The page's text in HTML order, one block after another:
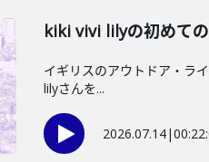
kiki vivi lilyの初めて
イギリスのアウトドア・ラ
lilyさんを...
2026.07.14|